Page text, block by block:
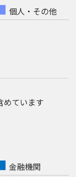
個人・その他
めています
金融機関